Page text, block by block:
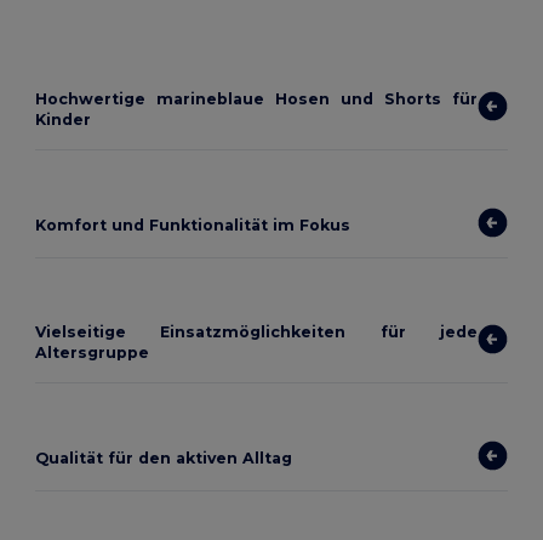
Hochwertige marineblaue Hosen und Shorts für
Kinder
Komfort und Funktionalität im Fokus
Vielseitige Einsatzmöglichkeiten für jede
Altersgruppe
Qualität für den aktiven Alltag